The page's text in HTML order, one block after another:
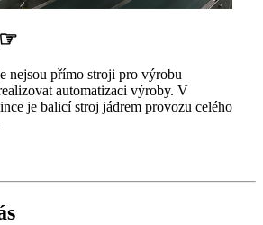
nejsou přímo stroji pro výrobu
automatizaci výroby. V
je balicí stroj jádrem provozu celého